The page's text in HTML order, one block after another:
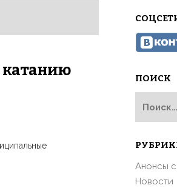
ПОИСК
Анонсы
Новости